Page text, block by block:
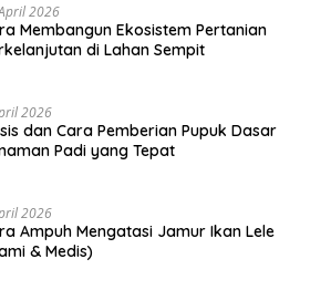
2026
Membangun Ekosistem Pertanian
di Lahan Sempit
2026
dan Cara Pemberian Pupuk Dasar
Padi yang Tepat
2026
Ampuh Mengatasi Jamur Ikan Lele
& Medis)